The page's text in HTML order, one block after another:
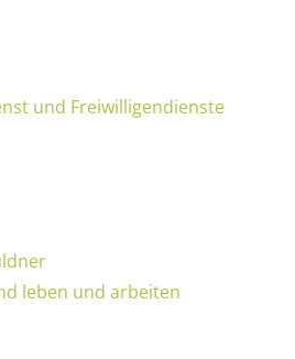
und Freiwilligendienste
leben und arbeiten